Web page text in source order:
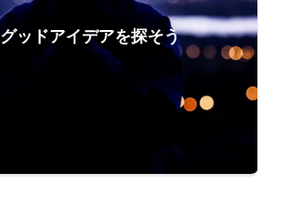
グッドアイデアを探そう